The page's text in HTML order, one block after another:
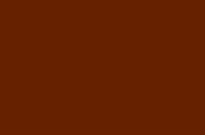
國SUPER
老師榮獲本